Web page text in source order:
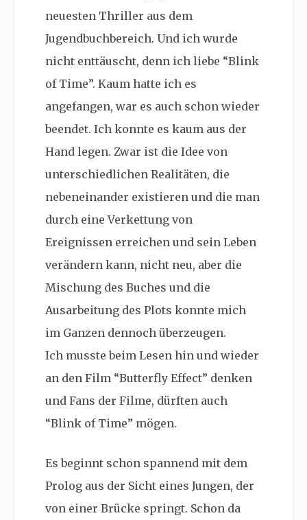
neuesten Thriller aus dem
Jugendbuchbereich. Und ich wurde
nicht enttäuscht, denn ich liebe “Blink
of Time”. Kaum hatte ich es
angefangen, war es auch schon wieder
beendet. Ich konnte es kaum aus der
Hand legen. Zwar ist die Idee von
unterschiedlichen Realitäten, die
nebeneinander existieren und die man
durch eine Verkettung von
Ereignissen erreichen und sein Leben
verändern kann, nicht neu, aber die
Mischung des Buches und die
Ausarbeitung des Plots konnte mich
im Ganzen dennoch überzeugen.
Ich musste beim Lesen hin und wieder
an den Film “Butterfly Effect” denken
und Fans der Filme, dürften auch
“Blink of Time” mögen.
Es beginnt schon spannend mit dem
Prolog aus der Sicht eines Jungen, der
von einer Brücke springt. Schon da